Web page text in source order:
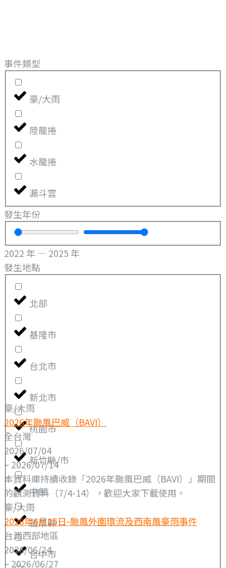
事件類型
豪/大雨
陸龍捲
水龍捲
漏斗雲
發生年份
2022 年 — 2025 年
發生地點
北部
基隆市
台北市
新北市
桃園市
新竹縣/市
中部
苗栗縣
台中市
豪/大雨
2026年颱風巴威（BAVI）
全台灣
2026/07/04
~ 2026/07/14
本資料庫持續收錄「2026年颱風巴威（BAVI）」期間
的觀測資料（7/4-14），歡迎大家下載使用。
豪/大雨
2026年6月25日-颱風外圍環流及西南風豪雨事件
台灣西部地區
2026/06/24
~ 2026/06/27